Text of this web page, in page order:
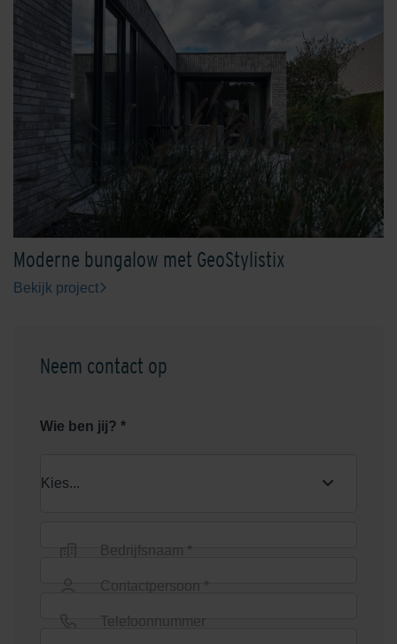
Shaded Charcoal Shaded Charcoal/Green
Shaded Coral Shaded Dark Green
Shaded Green
Shaded Grey Light
Moderne bungalow met GeoStylistix
Bekijk project
Neem contact op
Wie ben jij? *
Bedrijfsnaam *
Contactpersoon *
Telefoonnummer